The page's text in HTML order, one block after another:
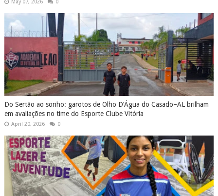
April 20, 2026 0
Atleta de São José da Tapera–AL garante vaga na Seleção Brasileira
de Taekwondo
March 03, 2026
PRÓXIMO
Flamengo
massacra
Corinthians no
Itaquerão, com
ANTERIOR
PRF/AL prende dois
homens e recupera
dois veículos
roubados, em